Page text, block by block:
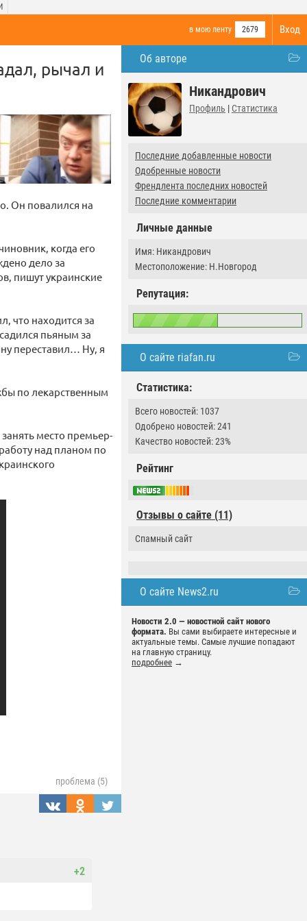
Вход
в мою ленту 2679
Об авторе
Никандрович
Профиль | Статистика
Последние добавленные новости
Одобренные новости
Френдлента последних новостей
Последние комментарии
Личные данные
Имя: Никандрович
Местоположение: Н.Новгород
Репутация:
О сайте riafan.ru
Статистика:
Всего новостей: 1037
Одобрено новостей: 241
Качество новостей: 23%
Рейтинг
Отзывы о сайте (11)
Спамный сайт
О сайте News2.ru
Новости 2.0 — новостной сайт нового
формата. Вы сами выбираете интересные и
актуальные темы. Самые лучшие попадают
на главную страницу.
подробнее →
рычал и
Он повалился на
когда его
дело за
пишут украинские
что находится за
пьяным за
переставил… Ну, я
по лекарственным
место премьер-
над планом по
проблема (5)
+2